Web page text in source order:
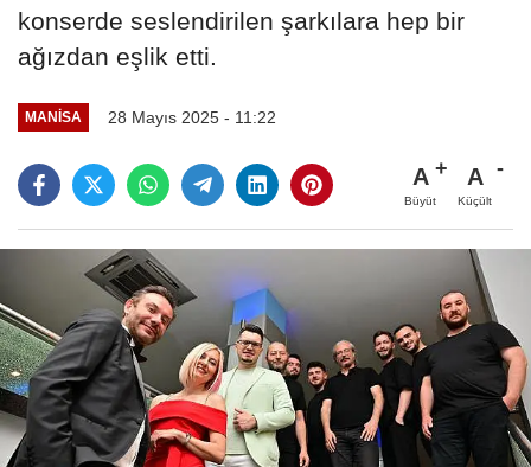
konserde seslendirilen şarkılara hep bir
ağızdan eşlik etti.
MANİSA 28 Mayıs 2025 - 11:22
A
Büyüt
A
Küçült